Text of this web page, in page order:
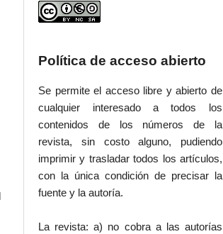
Política de acceso abierto
Se permite el acceso libre y abierto de
cualquier interesado a todos los
contenidos de los números de la
revista, sin costo alguno, pudiendo
imprimir y trasladar todos los artículos,
con la única condición de precisar la
fuente y la autoría.
La revista: a) no cobra a las autorías